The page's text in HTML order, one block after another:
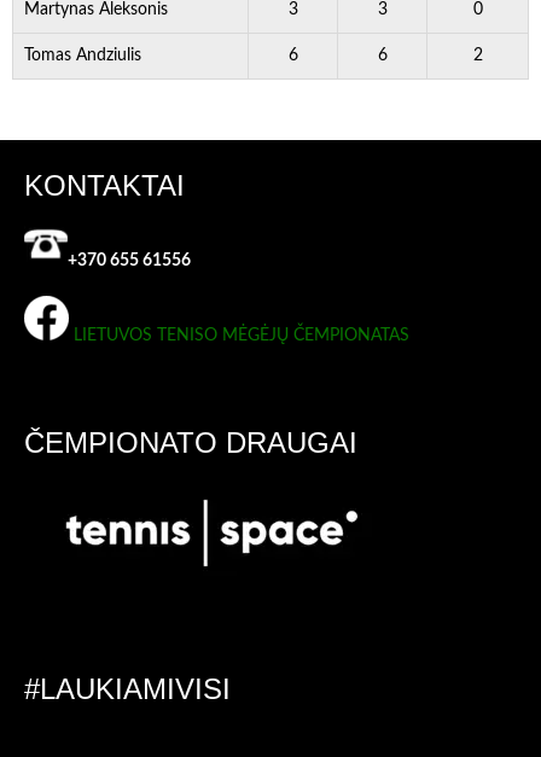
Martynas Aleksonis 3 3 0
Tomas Andziulis 6 6 2
KONTAKTAI
+370 655 61556
LIETUVOS TENISO MĖGĖJŲ ČEMPIONATAS
ČEMPIONATO DRAUGAI
#LAUKIAMIVISI